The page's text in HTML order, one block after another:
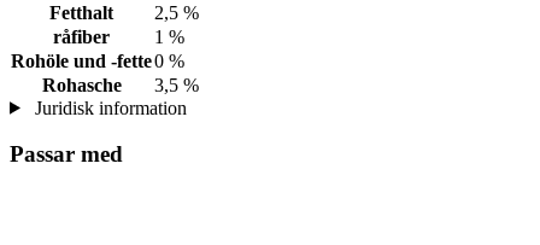
Fetthalt
2,5 %
råfiber
1 %
Rohöle und -fette0 %
Rohasche
3,5 %
Juridisk information
Passar med